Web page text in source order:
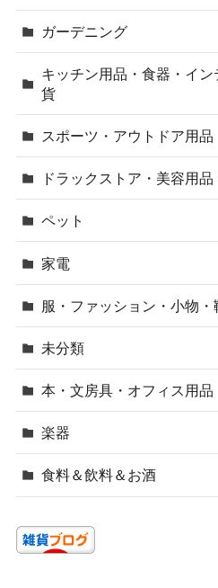
ガーデニング
キッチン用品・食器・イ
貨
スポーツ・アウトドア用品
ドラックストア・美容用品
ペット
家電
服・ファッション・小物・
未分類
本・文房具・オフィス用品
楽器
食料＆飲料＆お酒